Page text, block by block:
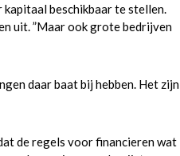
kapitaal beschikbaar te stellen.
uit. ”Maar ook grote bedrijven
daar baat bij hebben. Het zijn
de regels voor financieren wat